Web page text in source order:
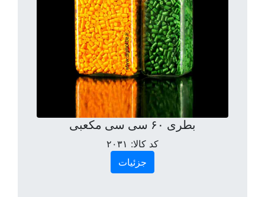
بطری ۶۰ سی سی مکعبی
کد کالا: ۲۰۳۱
جزئیات